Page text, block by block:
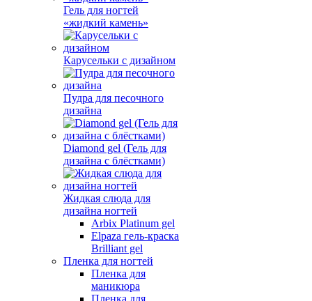
Гель для ногтей
«жидкий камень»
Карусельки с дизайном
Пудра для песочного
дизайна
Diamond gel (Гель для
дизайна с блёстками)
Жидкая слюда для
дизайна ногтей
Arbix Platinum gel
Elpaza гель-краска
Brilliant gel
Пленка для ногтей
Пленка для
маникюра
Пленка для